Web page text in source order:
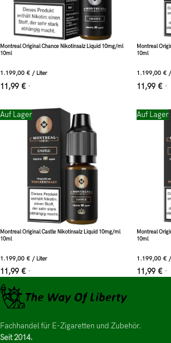
Montreal Original Chance Nikotinsalz Liquid 10mg/ml
10ml
1.199,00 € / Liter
11,99 € *
Montreal
10ml
1.199,00 € /
11,99 € *
Auf Lager
Montreal Original Castle Nikotinsalz Liquid 10mg/ml
10ml
1.199,00 € / Liter
11,99 € *
Auf Lager
Montreal
10ml
1.199,00 € /
11,99 € *
Fachhandel für E-Zigaretten und Zubehör.
Seit 2014.